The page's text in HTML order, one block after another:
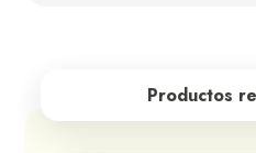
Productos